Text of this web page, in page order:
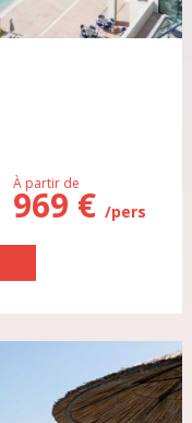
À partir de
969 €/pers
Irlande
République Tchèque